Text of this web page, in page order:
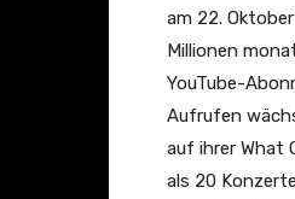
am 22.
Millionen
YouTube-
Aufrufen
auf ihrer What
als 20